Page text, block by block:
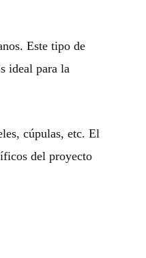
Este tipo de
ideal para la
cúpulas, etc. El
del proyecto